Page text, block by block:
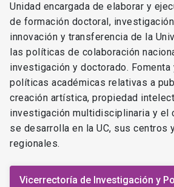
Unidad encargada de elaborar y
de formación doctoral,
innovación y transferencia de la
las políticas de colaboración
investigación y doctorado. Fomenta
políticas académicas relativas a
creación artística, propiedad
investigación multidisciplinaria y el
se desarrolla en la UC, sus centros
regionales.
Vicerrectoría de Investigación y